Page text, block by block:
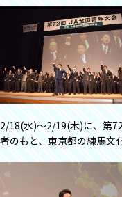
2/18(水)～2/19(木)に、第
者のもと、東京都の練馬文